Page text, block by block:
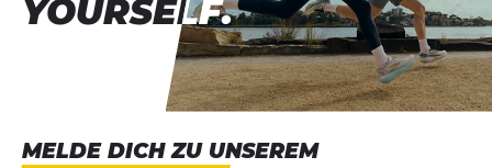
MELDE DICH ZU UNSEREM
YOURSELF.
YOURSELF.